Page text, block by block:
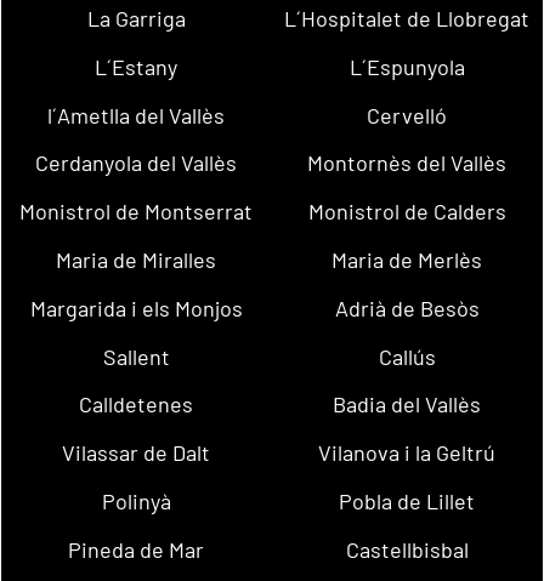
La Garriga
L´Hospitalet de Llobregat
L´Estany
L´Espunyola
l´Ametlla del Vallès
Cervelló
Cerdanyola del Vallès
Montornès del Vallès
Monistrol de Montserrat
Monistrol de Calders
Maria de Miralles
Maria de Merlès
Margarida i els Monjos
Adrià de Besòs
Sallent
Callús
Calldetenes
Badia del Vallès
Vilassar de Dalt
Vilanova i la Geltrú
Polinyà
Pobla de Lillet
Pineda de Mar
Castellbisbal